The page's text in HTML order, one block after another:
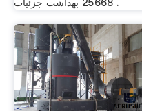
25668 بهداشت جزئیات .